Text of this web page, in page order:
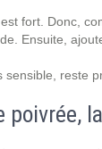
fort. Donc,
Ensuite,
sensible, reste